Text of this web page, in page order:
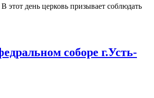
этот день церковь призывает соблюдать
соборе г.Усть-